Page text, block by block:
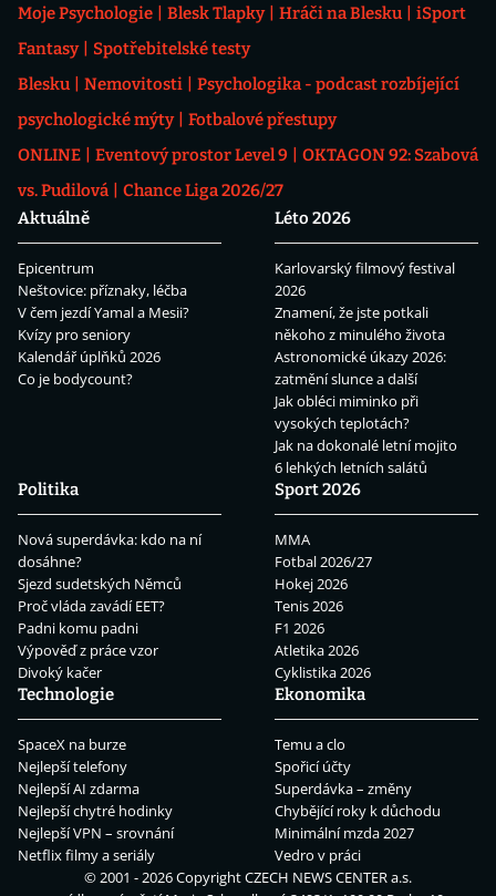
Moje Psychologie Blesk Tlapky Hráči na Blesku
iSport
Fantasy
Spotřebitelské testy
Blesku
Nemovitosti
Psychologika - podcast rozbíjející
psychologické mýty
Fotbalové přestupy
ONLINE
Eventový prostor Level 9
OKTAGON 92: Szabová
vs. Pudilová
Chance Liga 2026/27
Aktuálně
Epicentrum
Neštovice: příznaky, léčba
V čem jezdí Yamal a Mesii?
Kvízy pro seniory
Kalendář úplňků 2026
Co je bodycount?
Léto 2026
Karlovarský filmový festival
2026
Znamení, že jste potkali
někoho z minulého života
Astronomické úkazy 2026:
zatmění slunce a další
Jak obléci miminko při
vysokých teplotách?
Jak na dokonalé letní mojito
6 lehkých letních salátů
Politika
Nová superdávka: kdo na ní
dosáhne?
Sjezd sudetských Němců
Proč vláda zavádí EET?
Padni komu padni
Výpověď z práce vzor
Divoký kačer
Sport 2026
MMA
Fotbal 2026/27
Hokej 2026
Tenis 2026
F1 2026
Atletika 2026
Cyklistika 2026
Technologie
SpaceX na burze
Nejlepší telefony
Nejlepší AI zdarma
Nejlepší chytré hodinky
Nejlepší VPN – srovnání
Netflix filmy a seriály
Ekonomika
Temu a clo
Spořicí účty
Superdávka – změny
Chybějící roky k důchodu
Minimální mzda 2027
Vedro v práci
© 2001 - 2026 CopyrightCZECH NEWS CENTER a.s.